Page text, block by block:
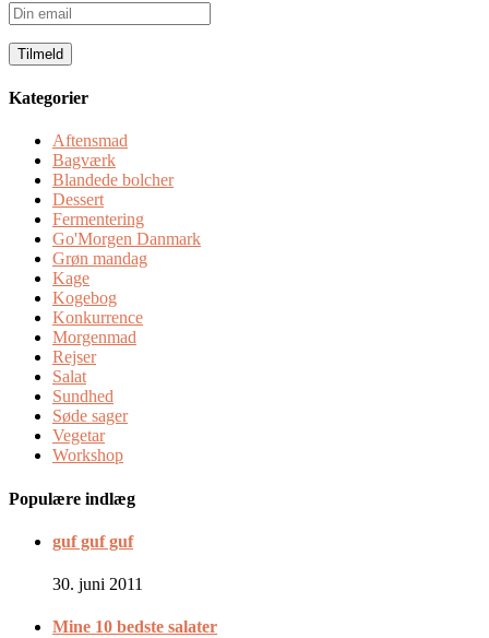
Din
email
Kategorier
Aftensmad
Bagværk
Blandede bolcher
Dessert
Fermentering
Go'Morgen Danmark
Grøn mandag
Kage
Kogebog
Konkurrence
Morgenmad
Rejser
Salat
Sundhed
Søde sager
Vegetar
Workshop
Populære indlæg
guf guf guf
30. juni 2011
Mine 10 bedste salater